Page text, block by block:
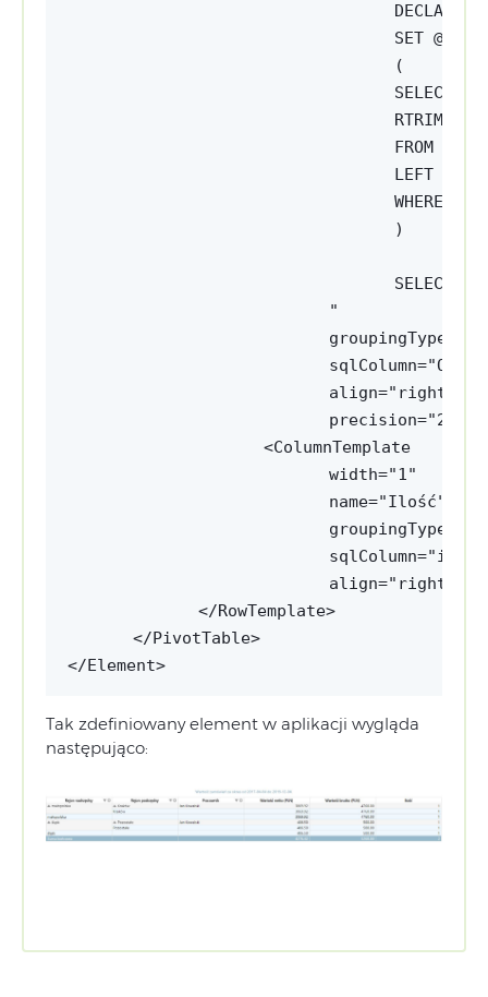
DECLARE
SET
(
SELECT
FROM
LEFT
WHERE
)
SELECT
"
align="right"
precision="2" />
<ColumnTemplate
width="1"
name="Ilość"
sqlColumn="it"
align="right" />
</RowTemplate>
</PivotTable>
</Element>
Tak zdefiniowany element w aplikacji wygląda
następująco: